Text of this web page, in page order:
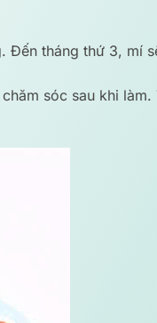
Đến tháng thứ 3, mí
sóc sau khi